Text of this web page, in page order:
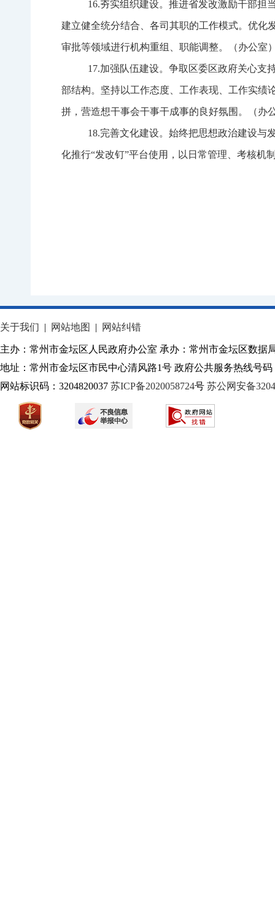
16.夯实组织建设。 推进省发改激励干部担
建立健全统分结合、各司其职的工作模式。 优化
审批等领域进行机构重组、职能调整。 （办公室
17.加强队伍建设。 争取区委区政府关心支
部结构。坚持以工作态度、工作表现、工作实绩
拼，营造想干事会干事干成事的良好氛围。 （办
18.完善文化建设。 始终把思想政治建设与
化推行“发改钉”平台使用， 以 日常管理、考核机
关于我们 | 网站地图 | 网站纠错
主办：常州市金坛区人民政府办公室 承办：常州市金坛区数据
地址：常州市金坛区市民中心清风路1号 政府公共服务热线号码
网站标识码：3204820037 苏ICP备2020058724号 苏公网安备